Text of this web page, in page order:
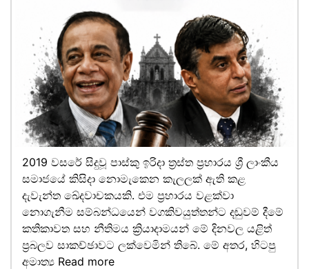
2019 වසරේ සිදුවූ පාස්කු ඉරිදා ත්‍රස්ත ප්‍රහාරය ශ්‍රී ලාංකීය
සමාජයේ කිසිදා නොමැකෙන කැලලක් ඇති කළ
දැවැන්ත ඛේදවාචකයකි. එම ප්‍රහාරය වළක්වා
නොගැනීම සම්බන්ධයෙන් වගකිවයුත්තන්ට දඬුවම් දීමේ
කතිකාවත සහ නීතිමය ක්‍රියාදාමයන් මේ දිනවල යළිත්
ප්‍රබලව සාකච්ඡාවට ලක්වෙමින් තිබේ. මේ අතර, හිටපු
අමාත්‍ය Read more